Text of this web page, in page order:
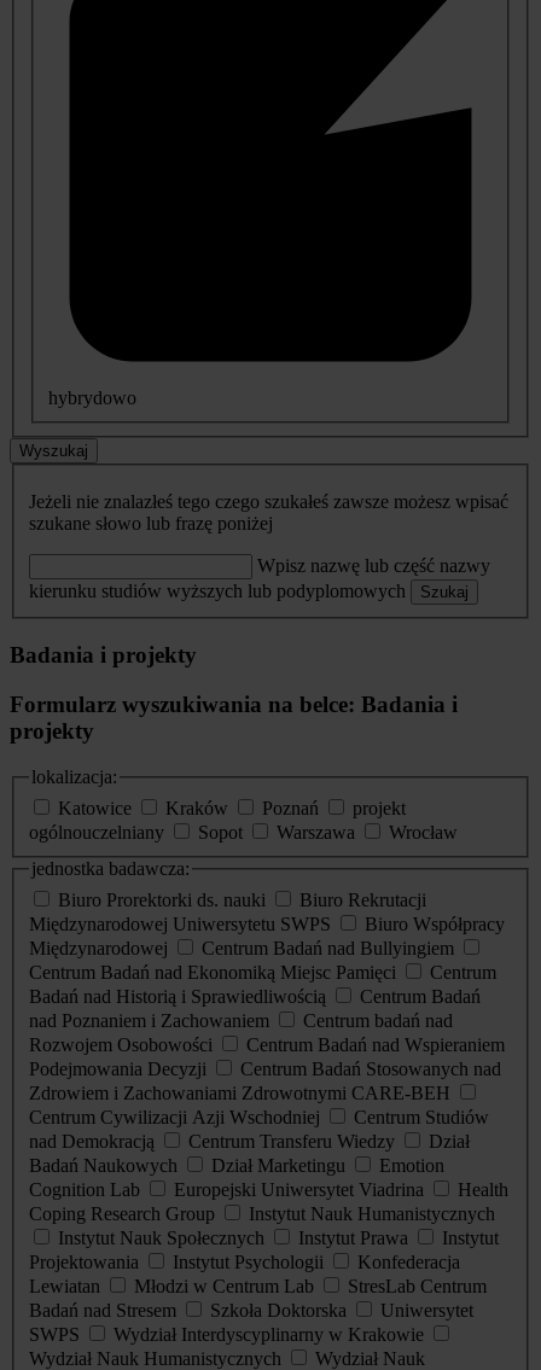
hybrydowo
Wyszukaj
Jeżeli nie znalazłeś tego czego szukałeś zawsze możesz wpisać
szukane słowo lub frazę poniżej
Wpisz nazwę lub część nazwy
kierunku studiów wyższych lub podyplomowych
Szukaj
Badania i projekty
Formularz wyszukiwania na belce: Badania i
projekty
lokalizacja:
Katowice
Kraków Poznań
projekt
ogólnouczelniany
Sopot Warszawa
Wrocław
jednostka badawcza:
Biuro Prorektorki ds. nauki
Biuro Rekrutacji
Międzynarodowej Uniwersytetu SWPS
Biuro Współpracy
Międzynarodowej
Centrum Badań nad Bullyingiem
Centrum Badań nad Ekonomiką Miejsc Pamięci
Centrum
Badań nad Historią i Sprawiedliwością
Centrum Badań
nad Poznaniem i Zachowaniem
Centrum badań nad
Rozwojem Osobowości
Centrum Badań nad Wspieraniem
Podejmowania Decyzji
Centrum Badań Stosowanych nad
Zdrowiem i Zachowaniami Zdrowotnymi CARE-BEH
Centrum Cywilizacji Azji Wschodniej
Centrum Studiów
nad Demokracją
Centrum Transferu Wiedzy
Dział
Badań Naukowych
Dział Marketingu
Emotion
Cognition Lab
Europejski Uniwersytet Viadrina
Health
Coping Research Group
Instytut Nauk Humanistycznych
Instytut Nauk Społecznych
Instytut Prawa
Instytut
Projektowania
Instytut Psychologii
Konfederacja
Lewiatan
Młodzi w Centrum Lab
StresLab Centrum
Badań nad Stresem
Szkoła Doktorska
Uniwersytet
SWPS
Wydział Interdyscyplinarny w Krakowie
Wydział Nauk Humanistycznych
Wydział Nauk